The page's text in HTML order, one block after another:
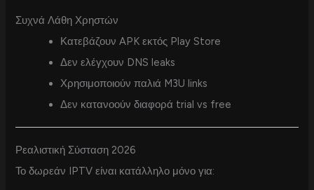
Συχνά Λάθη Χρηστών
Κατεβάζουν APK εκτός Play Store
Δεν ελέγχουν DNS leaks
Χρησιμοποιούν παλιά M3U links
Δεν κατανοούν διαφορά trial vs free
Ρεαλιστική Σύσταση 2026
Το δωρεάν IPTV είναι κατάλληλο μόνο για: